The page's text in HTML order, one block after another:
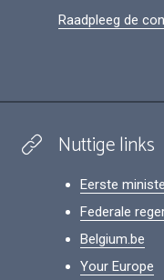
Raadpleeg de
Nuttige links
Eerste
Federale
Belgium.be
Your Europe